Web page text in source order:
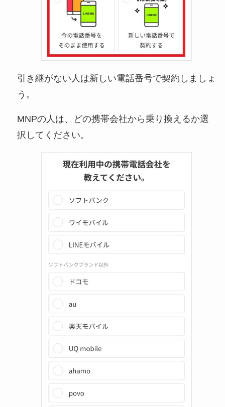
引き継がない人は新しい電話番号で契約しましょ
う。
MNPの人は、どの携帯会社から乗り換えるか選
択してください。